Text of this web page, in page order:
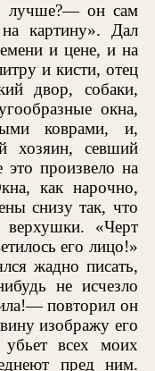
лучше?— он сам
картину». Дал
и цене, и на
и кисти, отец
двор, собаки,
окна,
коврами, и,
хозяин, севший
произвело на
как нарочно,
снизу так, что
«Черт
его лицо!»
жадно писать,
не исчезло
повторил он
изображу его
всех моих
пред ним.